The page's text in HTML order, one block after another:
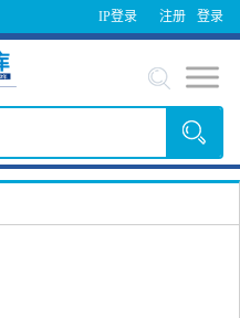
IP登录 登录
注册